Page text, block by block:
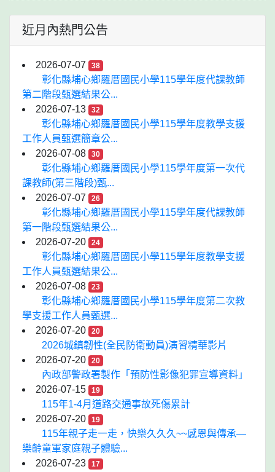
近月內熱門公告
2026-07-07 38
彰化縣埔心鄉羅厝國民小學115學年度代課教師
第二階段甄選結果公...
2026-07-13
32
彰化縣埔心鄉羅厝國民小學115學年度教學支援
工作人員甄選簡章公...
2026-07-08
30
彰化縣埔心鄉羅厝國民小學115學年度第一次代
課教師(第三階段)甄...
2026-07-07
26
彰化縣埔心鄉羅厝國民小學115學年度代課教師
第一階段甄選結果公...
2026-07-20
24
彰化縣埔心鄉羅厝國民小學115學年度教學支援
工作人員甄選結果公...
2026-07-08
23
彰化縣埔心鄉羅厝國民小學115學年度第二次教
學支援工作人員甄選...
2026-07-20
20
2026城鎮韌性(全民防衛動員)演習精華影片
2026-07-20
20
內政部警政署製作「預防性影像犯罪宣導資料」
2026-07-15
19
115年1-4月道路交通事故死傷累計
2026-07-20
19
115年親子走一走，快樂久久久~~感恩與傳承—
樂齡童軍家庭親子體驗...
2026-07-23
17